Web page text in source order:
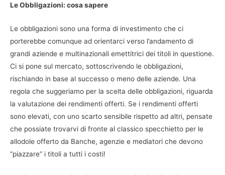
Le Obbligazioni: cosa sapere
Le obbligazioni sono una forma di investimento che ci
porterebbe comunque ad orientarci verso l’andamento di
grandi aziende e multinazionali emettitrici dei titoli in questione.
Ci si pone sul mercato, sottoscrivendo le obbligazioni,
rischiando in base al successo o meno delle aziende. Una
regola che suggeriamo per la scelta delle obbligazioni, riguarda
la valutazione dei rendimenti offerti. Se i rendimenti offerti
sono elevati, con uno scarto sensibile rispetto ad altri, pensate
che possiate trovarvi di fronte al classico specchietto per le
allodole offerto da Banche, agenzie e mediatori che devono
“piazzare” i titoli a tutti i costi!